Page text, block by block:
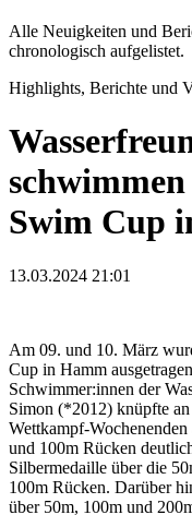
Alle Neuigkeiten und
chronologisch aufgelistet.
Highlights, Berichte und
Swim Cup
13.03.2024 21:01
Am 09. und 10. März
Cup in Hamm
Schwimmer:innen der
Simon (*2012) knüpfte
Wettkampf-
und 100m Rücken
Silbermedaille über die
100m Rücken. Darüber
über 50m, 100m und